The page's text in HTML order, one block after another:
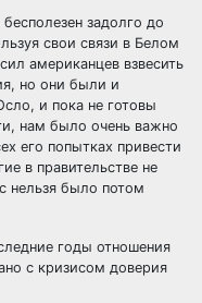
задолго до
свои связи в Белом
американцев взвесить
но они были и
и пока не готовы
нам было очень важно
его попытках привести
в правительстве не
нельзя было потом
годы отношения
с кризисом доверия